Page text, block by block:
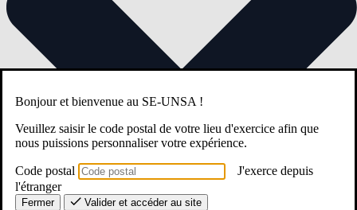
Bonjour et bienvenue au SE-UNSA !
Veuillez saisir le code postal de votre lieu d'exercice afin que
nous puissions personnaliser votre expérience.
Code postal
J'exerce depuis
l'étranger
Fermer Valider et accéder au site